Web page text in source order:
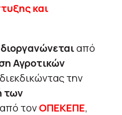
και
διοργανώνεταιαπό
Αγροτικών
διεκδικώντας την
των
από τονΟΠΕΚΕΠΕ,